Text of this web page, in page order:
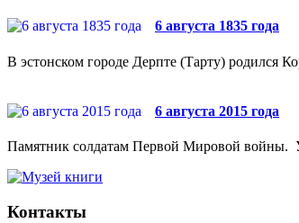
6 августа 1835 года
В эстонском городе Дерпте (Тарту) родился
6 августа 2015 года
Памятник солдатам Первой Мировой войны.
Контакты